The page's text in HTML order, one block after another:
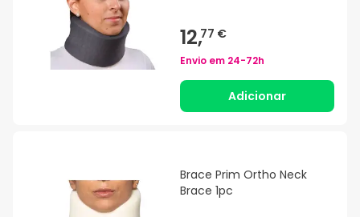
12,77 €
Envio em 24-72h
Adicionar
Brace Prim Ortho Neck
Brace 1pc